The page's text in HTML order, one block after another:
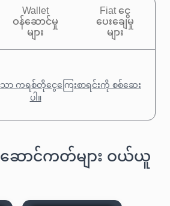
Wallet
ဝန်ဆောင်မှု
များ
Fiat ငွေ
ပေးချေမှု
များ
ာ ကရစ်တိုငွေကြေးစာရင်းကို စစ်ဆေး
ပါ။
ာင်ကတ်များ ဝယ်ယူ